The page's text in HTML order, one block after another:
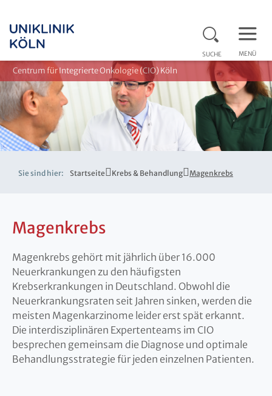
SUCHE MENÜ
Centrum für Integrierte Onkologie (CIO) Köln
Sie sind hier: Startseite Krebs & Behandlung Magenkrebs
Magenkrebs
Magenkrebs gehört mit jährlich über 16.000
Neuerkrankungen zu den häufigsten
Krebserkrankungen in Deutschland. Obwohl die
Neuerkrankungsraten seit Jahren sinken, werden die
meisten Magenkarzinome leider erst spät erkannt.
Die interdisziplinären Expertenteams im CIO
besprechen gemeinsam die Diagnose und optimale
Behandlungsstrategie für jeden einzelnen Patienten.